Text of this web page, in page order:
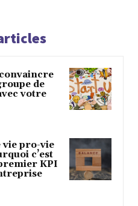
de
votre
vie pro-vie
c’est
KPI